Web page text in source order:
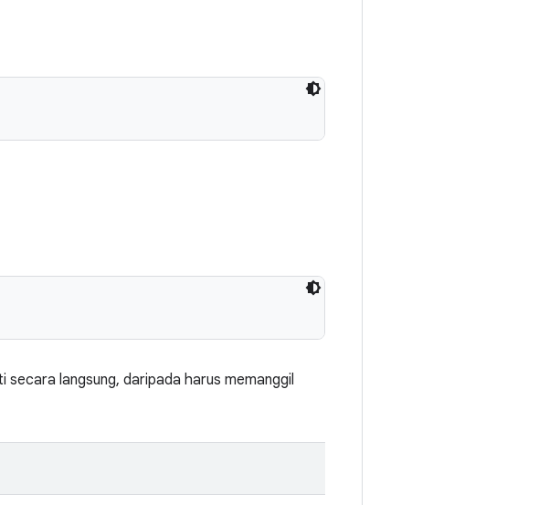
langsung, daripada harus memanggil